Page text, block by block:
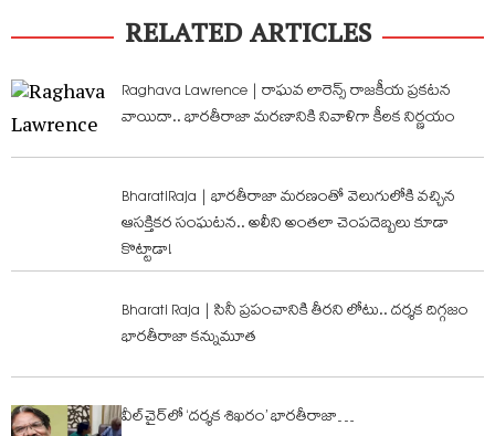
RELATED ARTICLES
Raghava Lawrence | రాఘవ లారెన్స్ రాజకీయ ప్రకటన
వాయిదా.. భారతీరాజా మరణానికి నివాళిగా కీలక నిర్ణయం
BharatiRaja | భారతీరాజా మరణంతో వెలుగులోకి వచ్చిన
ఆసక్తికర సంఘటన.. అలీని అంతలా చెంపదెబ్బలు కూడా
కొట్టాడా!
Bharati Raja | సినీ ప్రపంచానికి తీరని లోటు.. దర్శక దిగ్గజం
భారతీరాజా కన్నుమూత
వీల్‌చైర్‌లో ‘దర్శక శిఖరం’ భారతీరాజా…